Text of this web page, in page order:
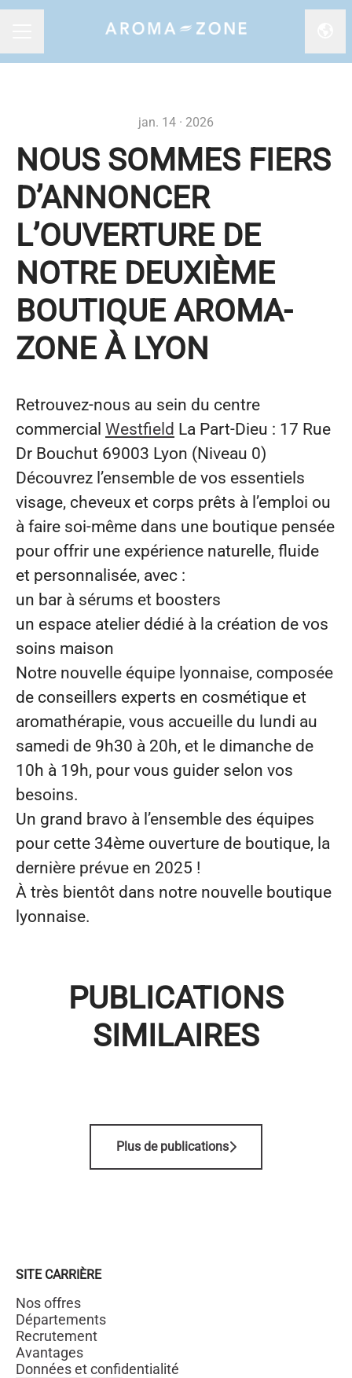
jan. 14 · 2026
NOUS SOMMES FIERS
D’ANNONCER
L’OUVERTURE DE
NOTRE DEUXIÈME
BOUTIQUE AROMA-
ZONE À LYON
Retrouvez-nous au sein du centre
commercial Westfield La Part-Dieu : 17 Rue
Dr Bouchut 69003 Lyon (Niveau 0)
Découvrez l’ensemble de vos essentiels
visage, cheveux et corps prêts à l’emploi ou
à faire soi-même dans une boutique pensée
pour offrir une expérience naturelle, fluide
et personnalisée, avec :
un bar à sérums et boosters
un espace atelier dédié à la création de vos
soins maison
Notre nouvelle équipe lyonnaise, composée
de conseillers experts en cosmétique et
aromathérapie, vous accueille du lundi au
samedi de 9h30 à 20h, et le dimanche de
10h à 19h, pour vous guider selon vos
besoins.
Un grand bravo à l’ensemble des équipes
pour cette 34ème ouverture de boutique, la
dernière prévue en 2025 !
À très bientôt dans notre nouvelle boutique
lyonnaise.
PUBLICATIONS
SIMILAIRES
AROMA-ZONE DEVIENT
PARTENAIRE DU DÉFI DES 7
SOMMETS, ENTRE MÉMOIRE ET
L’ASCENSION DISCRÈTE
D’AROMA ZONE ET SON
AROMA-ZONE ÉLUE MEILLEURE
Plus de publications
SITE CARRIÈRE
Nos offres
Départements
Recrutement
Avantages
Données et confidentialité